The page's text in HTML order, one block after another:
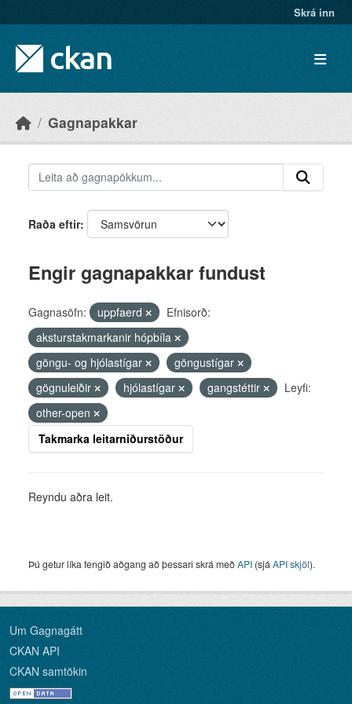
Skrá inn
Gagnapakkar
Raða eftir
Engir gagnapakkar fundust
Gagnasöfn: uppfaerd
Efnisorð:
aksturstakmarkanir hópbíla
göngu- og hjólastígar
göngustígar
gögnuleiðir
hjólastígar gangstéttir
Leyfi:
other-open
Takmarka leitarniðurstöður
Reyndu aðra leit.
Þú getur líka fengið aðgang að þessari skrá meðAPI (sjá API skjöl).
Um Gagnagátt
CKAN API
CKAN samtökin